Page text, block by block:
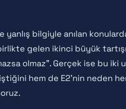
bilgiyle anılan
gelen ikinci büyük
olmaz". Gerçek ise bu iki
hem de E2'nin neden